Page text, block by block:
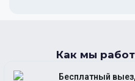
Как мы
Бесплатный